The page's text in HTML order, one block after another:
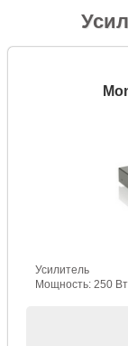
Усилитель
Мощность: 250 Вт